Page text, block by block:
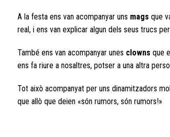
A la festa ens van acompanyar uns mags que
real, i ens van explicar algun dels seus trucs
També ens van acompanyar unes clowns que
ens fa riure a nosaltres, potser a una altra
Tot això acompanyat per uns dinamitzadors
que allò que deien «són rumors, són rumors!»